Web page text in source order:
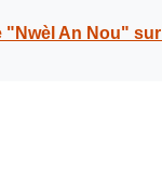
le mercredi 4 décembre 2024